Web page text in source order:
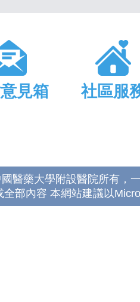
見箱 社區服
醫藥大學附設醫院所有，
全部內容 本網站建議以